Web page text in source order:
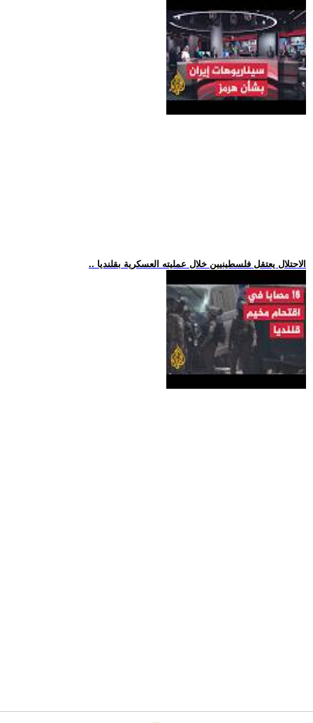
.. الاحتلال يعتقل فلسطينيين خلال عمليته العسكرية بقلنديا